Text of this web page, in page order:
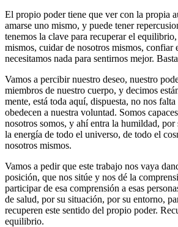
El propio poder tiene que ver con la propia
amarse uno mismo, y puede tener
tenemos la clave para recuperar el
mismos, cuidar de nosotros mismos, confiar
necesitamos nada para sentirnos mejor.
Vamos a percibir nuestro deseo, nuestro
miembros de nuestro cuerpo, y decimos
mente, está toda aquí, dispuesta, no nos
obedecen a nuestra voluntad. Somos
nosotros somos, y ahí entra la humildad, por
la energía de todo el universo, de todo el
nosotros mismos.
Vamos a pedir que este trabajo nos vaya
posición, que nos sitúe y nos dé la
participar de esa comprensión a esas
de salud, por su situación, por su entorno,
recuperen este sentido del propio poder.
equilibrio.